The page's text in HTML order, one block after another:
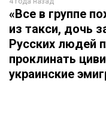
«Все в группе
из такси, дочь
Русских людей
проклинать
украинские